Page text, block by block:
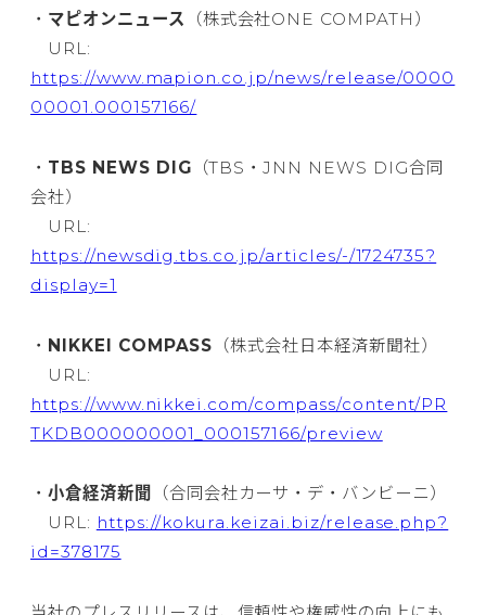
・ マピオンニュース （株式会社ONE COMPATH）
URL:
https://www.mapion.co.jp/news/release/0000
00001.000157166/
・ TBS NEWS DIG （TBS・JNN NEWS DIG合同
会社）
URL:
https://newsdig.tbs.co.jp/articles/-/1724735?
display=1
・ NIKKEI COMPASS （株式会社日本経済新聞社）
URL:
https://www.nikkei.com/compass/content/PR
TKDB000000001_000157166/preview
・ 小倉経済新聞
（合同会社カーサ・デ・バンビーニ）
URL: https://kokura.keizai.biz/release.php?
id=378175